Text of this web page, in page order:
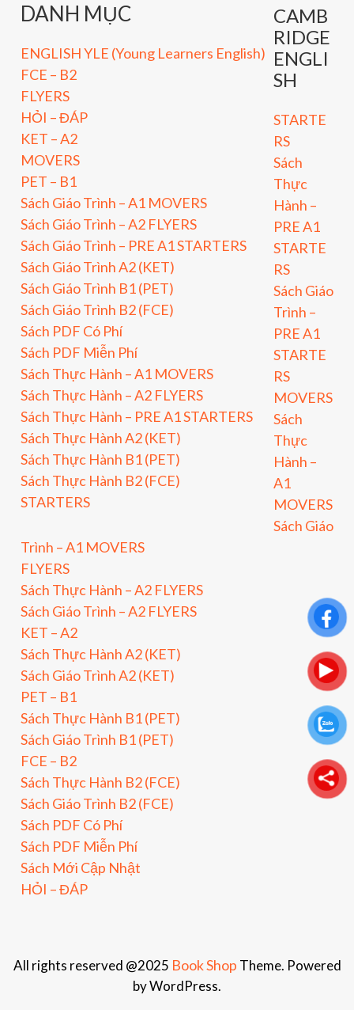
DANH MỤC
ENGLISH YLE (Young Learners English)
FCE – B2
FLYERS
HỎI – ĐÁP
KET – A2
MOVERS
PET – B1
Sách Giáo Trình – A1 MOVERS
Sách Giáo Trình – A2 FLYERS
Sách Giáo Trình – PRE A1 STARTERS
Sách Giáo Trình A2 (KET)
Sách Giáo Trình B1 (PET)
Sách Giáo Trình B2 (FCE)
Sách PDF Có Phí
Sách PDF Miễn Phí
Sách Thực Hành – A1 MOVERS
Sách Thực Hành – A2 FLYERS
Sách Thực Hành – PRE A1 STARTERS
Sách Thực Hành A2 (KET)
Sách Thực Hành B1 (PET)
Sách Thực Hành B2 (FCE)
STARTERS
CAMB
RIDGE
ENGLI
SH
STARTE
RS
Sách
Thực
Hành –
PRE A1
STARTE
RS
Sách Giáo
Trình –
PRE A1
STARTE
RS
MOVERS
Sách
Thực
Hành –
A1
MOVERS
Sách Giáo
Trình – A1 MOVERS
FLYERS
Sách Thực Hành – A2 FLYERS
Sách Giáo Trình – A2 FLYERS
KET – A2
Sách Thực Hành A2 (KET)
Sách Giáo Trình A2 (KET)
PET – B1
Sách Thực Hành B1 (PET)
Sách Giáo Trình B1 (PET)
FCE – B2
Sách Thực Hành B2 (FCE)
Sách Giáo Trình B2 (FCE)
Sách PDF Có Phí
Sách PDF Miễn Phí
Sách Mới Cập Nhật
HỎI – ĐÁP
All rights reserved @2025 Book Shop Theme. Powered
by WordPress.